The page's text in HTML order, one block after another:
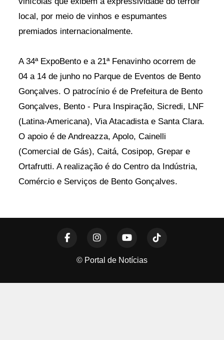
local, por meio de vinhos e espumantes
premiados internacionalmente.
A 34ª ExpoBento e a 21ª Fenavinho ocorrem de
04 a 14 de junho no Parque de Eventos de Bento
Gonçalves. O patrocínio é de Prefeitura de Bento
Gonçalves, Bento - Pura Inspiração, Sicredi, LNF
(Latina-Americana), Via Atacadista e Santa Clara.
O apoio é de Andreazza, Apolo, Cainelli
(Comercial de Gás), Caitá, Cosipop, Grepar e
Ortafrutti. A realização é do Centro da Indústria,
Comércio e Serviços de Bento Gonçalves.
© Portal de Notícias